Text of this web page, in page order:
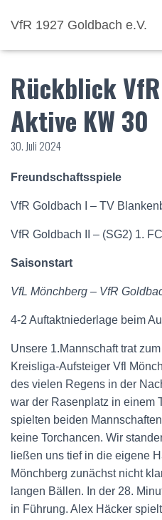
VfR 1927 Goldbach e.V.
Rückblick
Aktive KW 30
30. Juli 2024
Freundschaftsspiele
VfR Goldbach I – TV
VfR Goldbach II – (SG2) 1.
Saisonstart
VfL Mönchberg – VfR
4-2 Auftaktniederlage beim
Unsere 1.Mannschaft trat
Kreisliga-Aufsteiger Vfl
des vielen Regens in der
war der Rasenplatz in einem
spielten beiden
keine Torchancen. Wir
ließen uns tief in die eigene
Mönchberg zunächst nicht
langen Bällen. In der 28.
in Führung. Alex Häcker